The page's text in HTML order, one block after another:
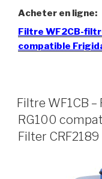
Acheter en ligne:
Filtre WF2CB-
compatible
Filtre WF1CB
RG100
Filter CRF2189